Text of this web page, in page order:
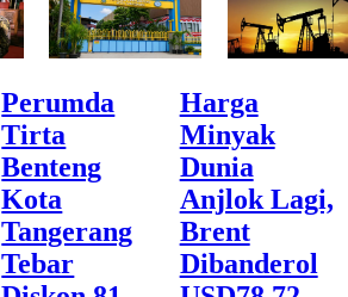
Perumda
Tirta
Benteng
Kota
Tangerang
Tebar
Harga
Minyak
Dunia
Anjlok Lagi,
Brent
Dibanderol